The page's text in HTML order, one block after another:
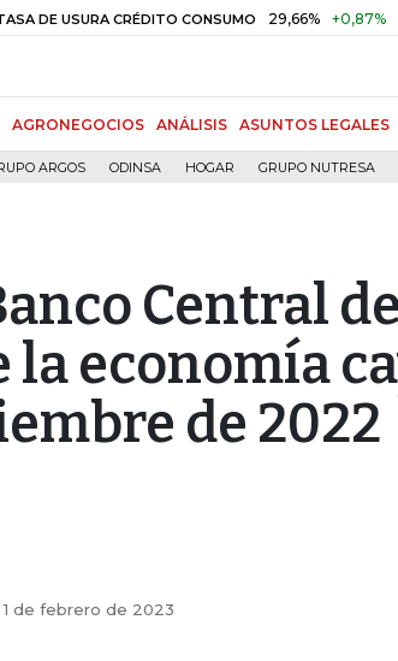
USURA CRÉDITO CONSUMO 29,66% +0,87%
AGRONEGOCIOS ANÁLISIS ASUNTOS LEGALES
ARGOS ODINSA HOGAR GRUPO NUTRESA
Central
la economía
de 2022
de febrero de 2023